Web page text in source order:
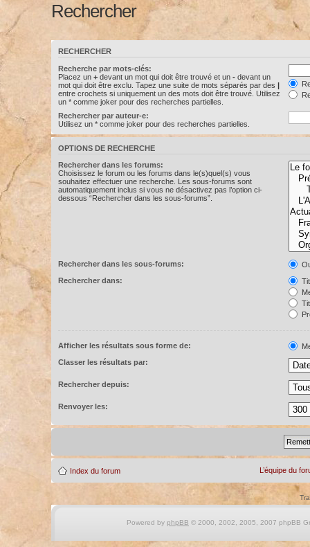
Rechercher
RECHERCHER
Recherche par mots-clés:
Placez un +devant un mot qui doit être trouvé et un -devant un
mot qui doit être exclu. Tapez une suite de mots séparés par des |
entre crochets si uniquement un des mots doit être trouvé. Utilisez
un * comme joker pour des recherches partielles.
Rechercher par auteur-e:
Utilisez un * comme joker pour des recherches partielles.
OPTIONS DE RECHERCHE
Rechercher dans les forums:
Choisissez le forum ou les forums dans le(s)quel(s) vous
souhaitez effectuer une recherche. Les sous-forums sont
automatiquement inclus si vous ne désactivez pas l’option ci-
dessous “Rechercher dans les sous-forums”.
Rechercher dans les sous-forums:
Rechercher dans:
Afficher les résultats sous forme de:
Classer les résultats par:
Rechercher depuis:
Renvoyer les:
Index du forum L’équipe du
Powered by phpBB © 2000, 2002, 2005, 2007 phpBB